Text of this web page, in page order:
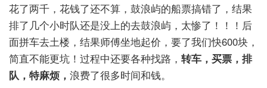
花了两千，花钱了还不算，鼓浪屿的船票搞错了，结果
排了几个小时队还是没上的去鼓浪屿，太惨了！！！后
面拼车去土楼，结果师傅坐地起价，要了我们快600块，
简直不能更坑！过程中还要各种找路， 转车，买票，排
队，特麻烦， 浪费了很多时间和钱。